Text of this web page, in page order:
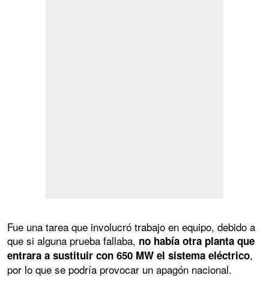
Fue una tarea que involucró trabajo en equipo, debido a
que si alguna prueba fallaba, no había otra planta que
entrara a sustituir con 650 MW el sistema eléctrico,
por lo que se podría provocar un apagón nacional.